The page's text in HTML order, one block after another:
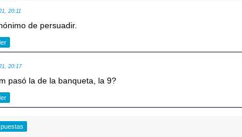
20:11
de persuadir.
20:17
pasó la de la banqueta, la 9?